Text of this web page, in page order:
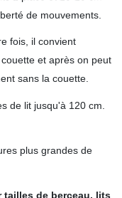
de mouvements.
fois, il convient
et après on peut
sans la couette.
de lit jusqu'à 120 cm.
plus grandes de
tailles de berceau, lits